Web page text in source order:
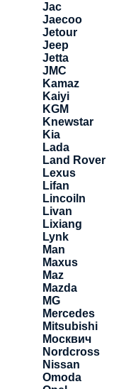
Jac
Jaecoo
Jetour
Jeep
Jetta
JMC
Kamaz
Kaiyi
KGM
Knewstar
Kia
Lada
Land Rover
Lexus
Lifan
Lincoiln
Livan
Lixiang
Lynk
Man
Maxus
Maz
Mazda
MG
Mercedes
Mitsubishi
Москвич
Nordcross
Nissan
Omoda